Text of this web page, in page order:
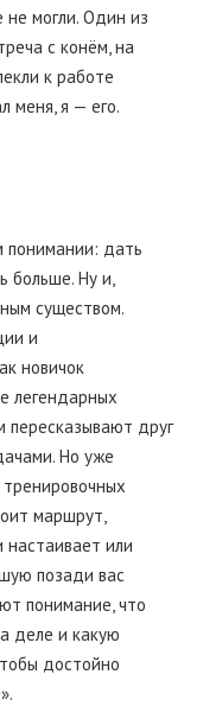
могли. Один из
с конём, на
к работе
меня, я — его.
понимании: дать
больше. Ну и,
существом.
и
новичок
легендарных
пересказывают друг
Но уже
маршрут,
настаивает или
позади вас
понимание, что
деле и какую
достойно